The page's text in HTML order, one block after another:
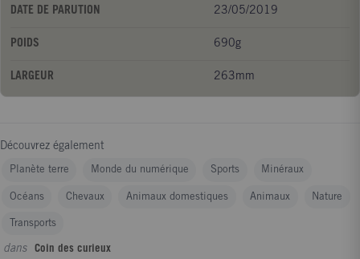
DATE DE PARUTION 23/05/2019
POIDS 690g
LARGEUR 263mm
Découvrez également
Planète terre Monde du numérique Sports Minéraux
Océans Chevaux Animaux domestiques Animaux Nature
Transports
dans Coin des curieux